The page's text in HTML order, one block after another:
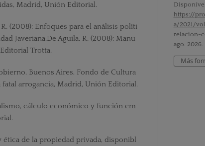
Madrid, Unión Editorial.
R. (2008): Enfoques para el análisis políti
Javeriana.De Aguila, R. (2008): Manu
Trotta.
Buenos Aires, Fondo de Cultura
fatal arrogancia, Madrid, Unión Editorial.
cálculo económico y función em
ética de la propiedad privada, disponibl
https://
a/2021/
relacion-
ago. 2026.
Más